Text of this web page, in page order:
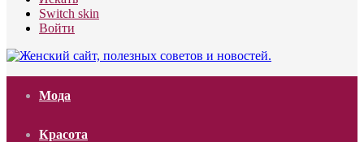
Switch skin
Войти
Мода
Красота